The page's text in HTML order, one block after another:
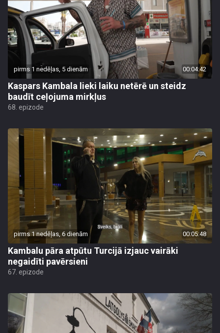
pirms 1 nedēļas, 5 dienām 00:04:42
Kaspars Kambala lieki laiku netērē un steidz
baudīt ceļojuma mirkļus
68. epizode
pirms 1 nedēļas, 6 dienām 00:05:48
Kambalu pāra atpūtu Turcijā izjauc vairāki
negaidīti pavērsieni
67. epizode